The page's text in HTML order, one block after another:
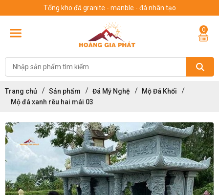
Tổng kho đá granite - manble - đá nhân tạo
0
Trang chủ Sản phẩm Đá Mỹ Nghệ
Mộ Đá Khối
Mộ đá xanh rêu hai mái 03